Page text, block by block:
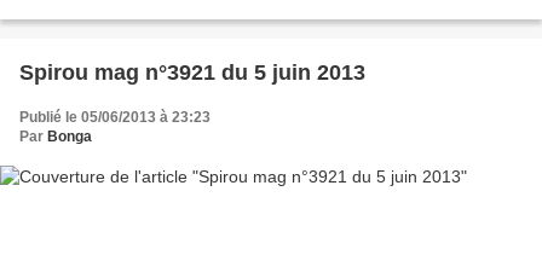
Spirou mag n°3921 du 5 juin 2013
Publié le 05/06/2013 à 23:23
Par Bonga